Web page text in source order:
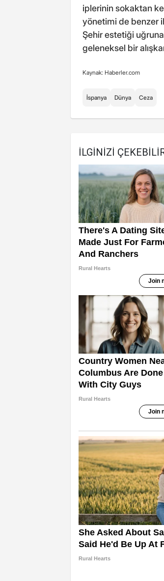
iplerinin sokaktan
yönetimi de benzer
Şehir estetiği
geleneksel bir
Kaynak: Haberler.com
İspanya Dünya Ceza